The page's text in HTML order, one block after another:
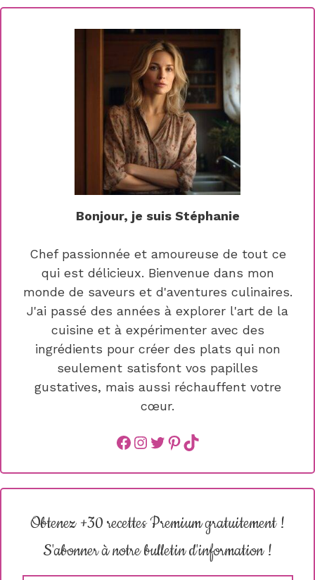
Bonjour, je suis Stéphanie
Chef passionnée et amoureuse de tout ce
qui est délicieux. Bienvenue dans mon
monde de saveurs et d'aventures culinaires.
J'ai passé des années à explorer l'art de la
cuisine et à expérimenter avec des
ingrédients pour créer des plats qui non
seulement satisfont vos papilles
gustatives, mais aussi réchauffent votre
cœur.
Facebook
instagram
Twitter
Pinterest
TikTok
Obtenez +30 recettes Premium gratuitement !
S'abonner à notre bulletin d'information !